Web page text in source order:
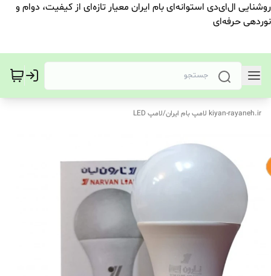
روشنایی ال‌ای‌دی استوانه‌ای بام ایران معیار تازه‌ای از کیفیت، دوام و
نوردهی حرفه‌ای
kiyan-rayaneh.ir لامپ بام ایران /لامپ LED